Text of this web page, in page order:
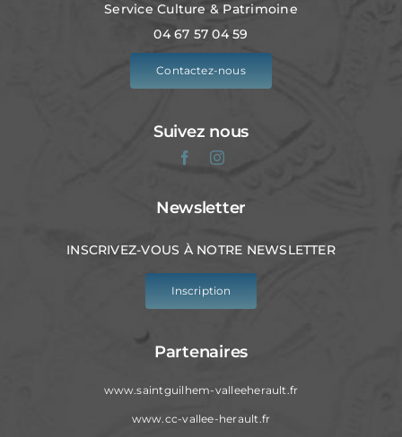
Service Culture & Patrimoine
04 67 57 04 59
Contactez-nous
Suivez nous
Newsletter
INSCRIVEZ-VOUS À NOTRE NEWSLETTER
Inscription
Partenaires
www.saintguilhem-valleeherault.fr
www.cc-vallee-herault.fr